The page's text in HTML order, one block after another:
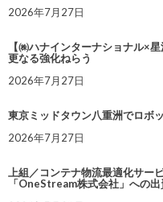
2026年7月27日
【㈱ハナインターナショナル×
更なる強化ねらう
2026年7月27日
東京ミッドタウン八重洲でロボ
2026年7月27日
上組／コンテナ物流最適化サー
「OneStream株式会社」への